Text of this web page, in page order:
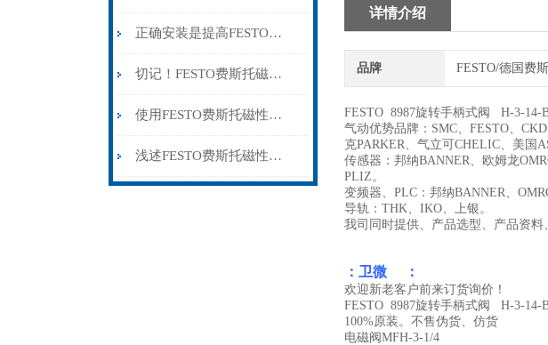
正确安装是提高FESTO费斯托磁性开关可靠性的关键
切记！FESTO费斯托磁性开关出现故障时应及时解决
使用FESTO费斯托磁性开关时所需要注意的事项分享
浅述FESTO费斯托磁性开关所具备的主要功能
详情介绍
品牌 FESTO/德国费
FESTO 8987旋转手柄式阀 H-3-14-
气动优势品牌：SMC、FESTO、
克PARKER、气立可CHELIC、美国
传感器：邦纳BANNER、欧姆龙
PLIZ。
变频器、PLC：邦纳BANNER、
导轨：THK、IKO、上银。
我司同时提供、产品选型、产品资料
：卫微 ：
欢迎新老客户前来订货询价！
FESTO 8987旋转手柄式阀 H-3-14-
100%原装。不售伪货、仿货
电磁阀MFH-3-1/4